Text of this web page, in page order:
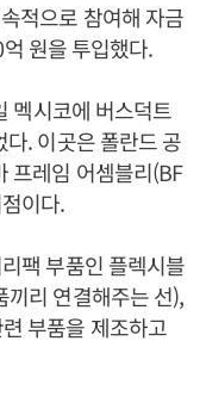
적으로 참여해 자금
원을 투입했다.
멕시코에 버스덕트
. 이곳은 폴란드 공
프레임 어셈블리(BF
이다.
팩 부품인 플렉시블
끼리 연결해주는 선),
부품을 제조하고